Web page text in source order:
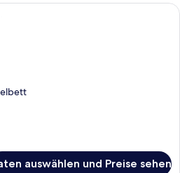
Ein Hotelzimmer mit zwei Betten,
auswählen und Preise sehen